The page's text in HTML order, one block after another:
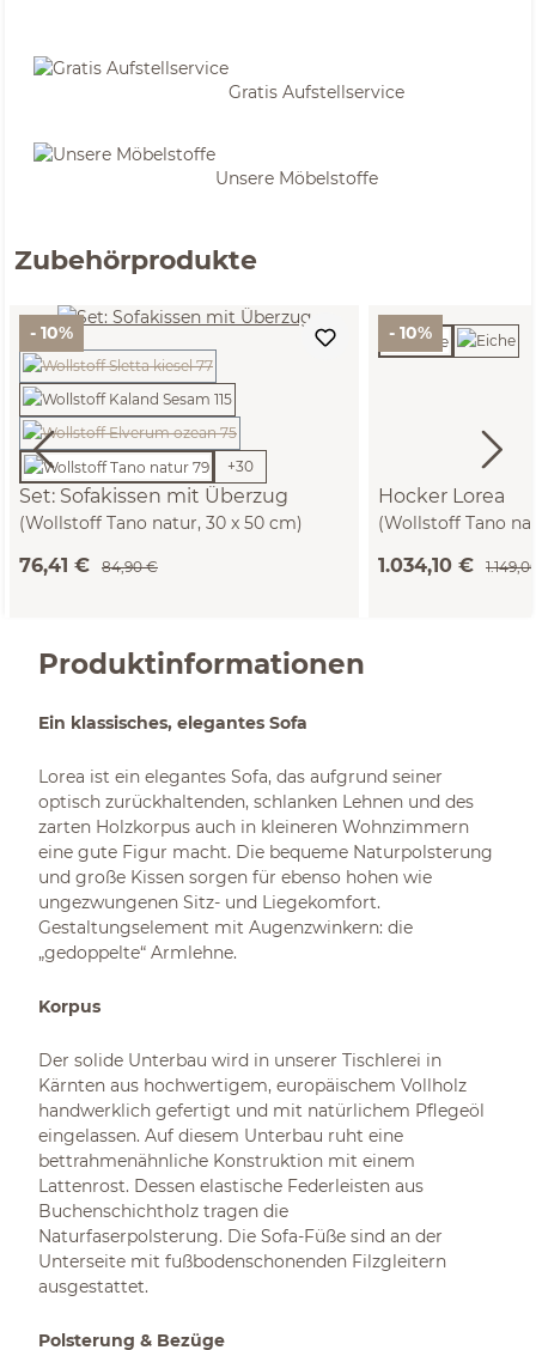
Gratis Aufstellservice
Unsere Möbelstoffe
Zubehörprodukte
- 10%
Set: Sofakissen mit Überzug
(Wollstoff Tano natur, 30 x 50 cm)
+30
76,41 € 84,90 €
- 10%
Hocker Lorea
(Wollstoff Tano
1.034,10 €
Produktinformationen
Ein klassisches, elegantes Sofa
Lorea ist ein elegantes Sofa, das aufgrund seiner
optisch zurückhaltenden, schlanken Lehnen und des
zarten Holzkorpus auch in kleineren Wohnzimmern
eine gute Figur macht. Die bequeme Naturpolsterung
und große Kissen sorgen für ebenso hohen wie
ungezwungenen Sitz- und Liegekomfort.
Gestaltungselement mit Augenzwinkern: die
„gedoppelte“ Armlehne.
Korpus
Der solide Unterbau wird in unserer Tischlerei in
Kärnten aus hochwertigem, europäischem Vollholz
handwerklich gefertigt und mit natürlichem Pflegeöl
eingelassen. Auf diesem Unterbau ruht eine
bettrahmenähnliche Konstruktion mit einem
Lattenrost. Dessen elastische Federleisten aus
Buchenschichtholz tragen die
Naturfaserpolsterung. Die Sofa-Füße sind an der
Unterseite mit fußbodenschonenden Filzgleitern
ausgestattet.
Polsterung & Bezüge